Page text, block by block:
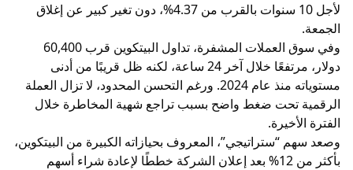
لأجل 10 سنوات بالقرب من 4.37%، دون تغير كبير عن إغلاق
الجمعة.
وفي سوق العملات المشفرة، تداول البيتكوين قرب 60,400
دولار، مرتفعًا خلال آخر 24 ساعة، لكنه ظل قريبًا من أدنى
مستوياته منذ عام 2024. ورغم التحسن المحدود، لا تزال العملة
الرقمية تحت ضغط واضح بسبب تراجع شهية المخاطرة خلال
الفترة الأخيرة.
وصعد سهم “ستراتيجي”، المعروف بحيازاته الكبيرة من البيتكوين،
بأكثر من 12% بعد إعلان الشركة خططًا لإعادة شراء أسهم